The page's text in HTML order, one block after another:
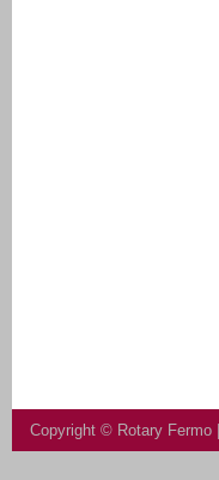
Copyright © Rotary Fermo